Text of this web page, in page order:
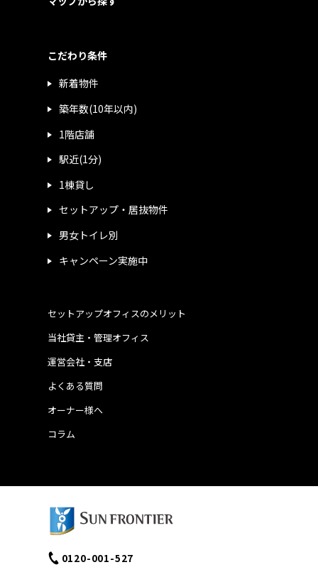
こだわり条件
新着物件
築年数(10年以内)
1階店舗
駅近(1分)
1棟貸し
セットアップ・居抜物件
男女トイレ別
キャンペーン実施中
運営会社・支店
よくある質問
当社貸主・管理オフィス
オーナー様へ
コラム
セットアップオフィスのメリット
0120-001-527